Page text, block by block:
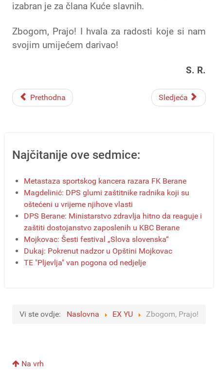
izabran je za člana Kuće slavnih.
Zbogom, Prajo! I hvala za radosti koje si nam
svojim umijećem darivao!
S. R.
Prethodna Sledjeća
Najčitanije ove sedmice:
Metastaza sportskog kancera razara FK Berane
Magdelinić: DPS glumi zaštitnike radnika koji su
oštećeni u vrijeme njihove vlasti
DPS Berane: Ministarstvo zdravlja hitno da reaguje i
zaštiti dostojanstvo zaposlenih u KBC Berane
Mojkovac: Šesti festival „Slova slovenska“
Dukaj: Pokrenut nadzor u Opštini Mojkovac
TE "Pljevlja" van pogona od nedjelje
Vi ste ovdje: Naslovna EX YU Zbogom, Prajo!
Na vrh